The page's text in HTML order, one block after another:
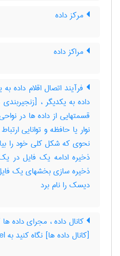
مرکز داده
مراکز داده
فرآیند اتصال اقلام داده
داده به یکدیگر ،
قسمتهایی از داده ها در
نوار یا حافظه و توانایی
ذخیره ادامه یک فایل در
ذخیره سازی بخشهای یک
دیسک را نام برد
کانال داده ، مجرای داده ها
[کانال داده ها] نگاه کنید به ‎ chennel